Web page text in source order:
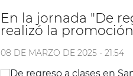
En la jornada "De
realizó la
08 DE MARZO DE 2025 - 21:54